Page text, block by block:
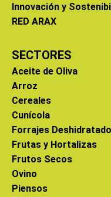
Innovación y
RED ARAX
SECTORES
Aceite de Oliva
Arroz
Cereales
Cunícola
Forrajes
Frutas y Hortalizas
Frutos Secos
Ovino
Piensos